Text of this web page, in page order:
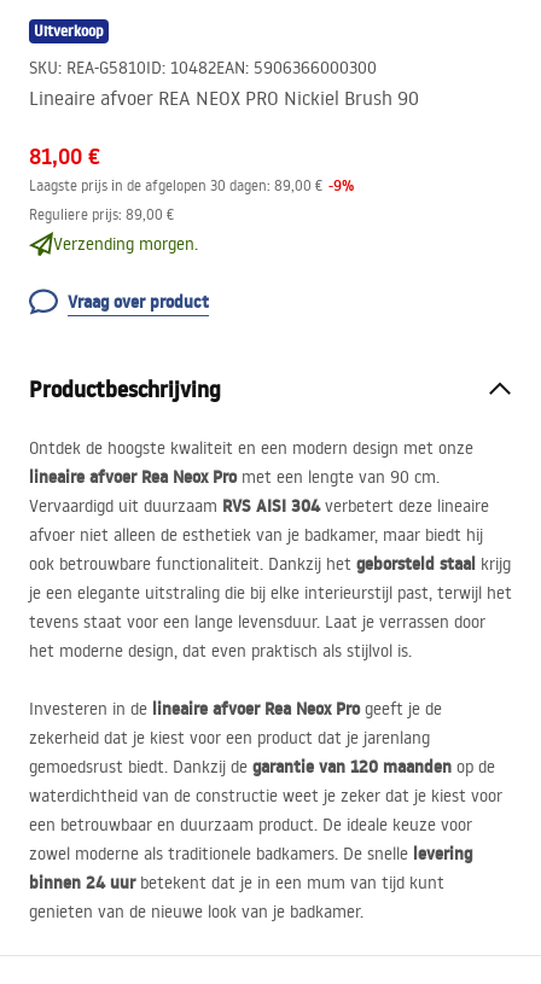
Uitverkoop
SKU: REA-G5810ID: 10482EAN: 5906366000300
Lineaire afvoer REA NEOX PRO Nickiel Brush 90
81,00 €
Laagste prijs in de afgelopen 30 dagen: 89,00 € -9%
Reguliere prijs: 89,00 €
Verzending morgen.
Vraag over product
Productbeschrijving
Ontdek de hoogste kwaliteit en een modern design met onze
lineaire afvoer Rea Neox Promet een lengte van 90 cm.
Vervaardigd uit duurzaam RVS AISI 304verbetert deze lineaire
afvoer niet alleen de esthetiek van je badkamer, maar biedt hij
ook betrouwbare functionaliteit. Dankzij het geborsteld staal krijg
je een elegante uitstraling die bij elke interieurstijl past, terwijl het
tevens staat voor een lange levensduur. Laat je verrassen door
het moderne design, dat even praktisch als stijlvol is.
Investeren in de lineaire afvoer Rea Neox Progeeft je de
zekerheid dat je kiest voor een product dat je jarenlang
gemoedsrust biedt. Dankzij de garantie van 120 maanden op de
waterdichtheid van de constructie weet je zeker dat je kiest voor
een betrouwbaar en duurzaam product. De ideale keuze voor
zowel moderne als traditionele badkamers. De snelle levering
binnen 24 uurbetekent dat je in een mum van tijd kunt
genieten van de nieuwe look van je badkamer.